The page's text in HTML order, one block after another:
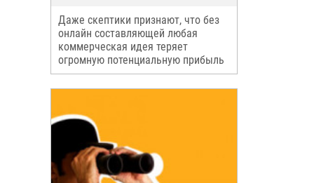
Даже скептики признают, что без
онлайн составляющей любая
коммерческая идея теряет
огромную потенциальную прибыль